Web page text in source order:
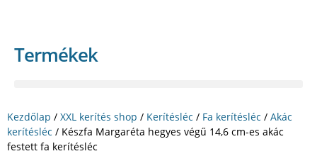
Termékek
Kezdőlap / XXL kerítés shop / Kerítésléc / Fa kerítésléc / Akác
kerítésléc / Készfa Margaréta hegyes végű 14,6 cm-es akác
festett fa kerítésléc